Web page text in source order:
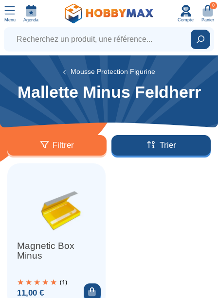
Menu Agenda Compte
0
Panier
Recherchez un produit, une référence...
Mousse Protection Figurine
Mallette Minus Feldherr
Filtrer Trier
Magnetic Box
Minus
(1)
Prix
11,00 € Ajouter au panier